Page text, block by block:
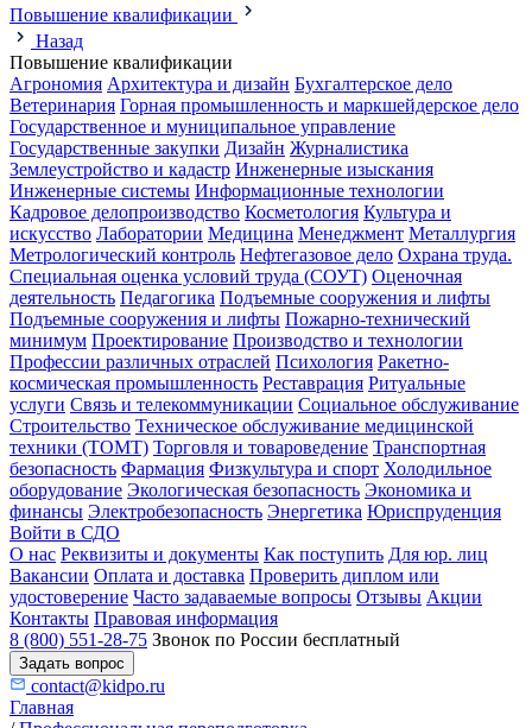
Повышение квалификации
Назад
Повышение квалификации
Агрономия Архитектура и дизайн Бухгалтерское дело
Ветеринария Горная промышленность и маркшейдерское дело
Государственное и муниципальное управление
Государственные закупки Дизайн Журналистика
Землеустройство и кадастр Инженерные изыскания
Инженерные системы Информационные технологии
Кадровое делопроизводство Косметология Культура и
искусство Лаборатории Медицина Менеджмент Металлургия
Метрологический контроль Нефтегазовое дело Охрана труда.
Специальная оценка условий труда (СОУТ) Оценочная
деятельность Педагогика Подъемные сооружения и лифты
Подъемные сооружения и лифты Пожарно-технический
минимум Проектирование Производство и технологии
Профессии различных отраслей Психология Ракетно-
космическая промышленность Реставрация Ритуальные
услуги Связь и телекоммуникации Социальное обслуживание
Строительство Техническое обслуживание медицинской
техники (ТОМТ) Торговля и товароведение Транспортная
безопасность Фармация Физкультура и спорт Холодильное
оборудование Экологическая безопасность Экономика и
финансы Электробезопасность Энергетика Юриспруденция
Войти в СДО
О нас Реквизиты и документы Как поступить Для юр. лиц
Вакансии Оплата и доставка Проверить диплом или
удостоверение Часто задаваемые вопросы Отзывы Акции
Контакты Правовая информация
8 (800) 551-28-75 Звонок по России бесплатный
Задать вопрос
contact@kidpo.ru
Главная